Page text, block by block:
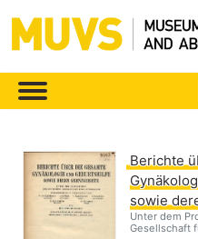
Berichte
sowie
Unter dem
Gesellschaft